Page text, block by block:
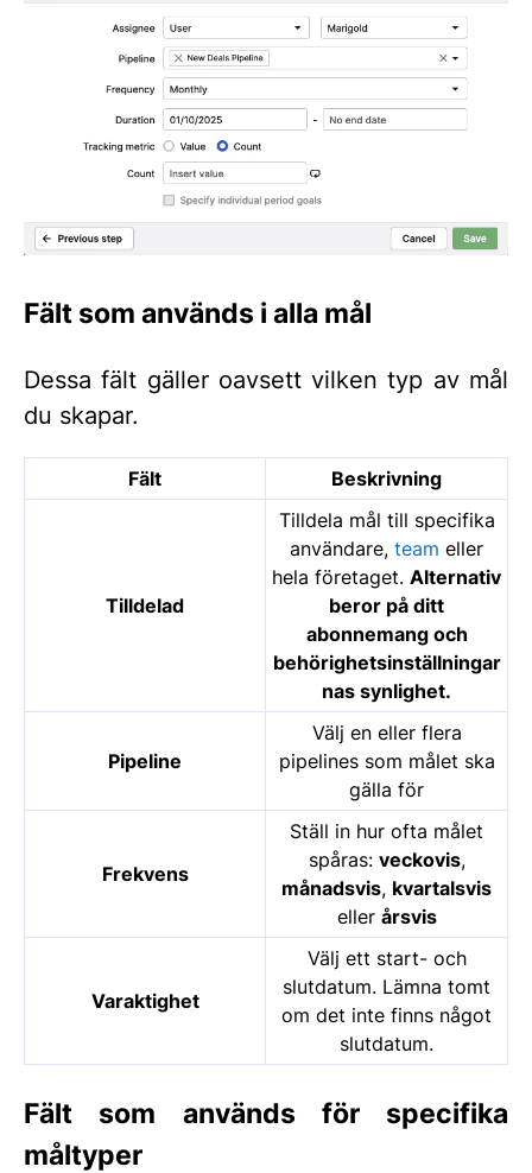
Fält som används i alla mål
Dessa fält gäller oavsett vilken typ av mål
du skapar.
Fält Beskrivning
Tilldelad
Tilldela mål till specifika
användare, team eller
hela företaget. Alternativ
beror på ditt
abonnemang och
behörighetsinställningar
nas synlighet.
Pipeline
Välj en eller flera
pipelines som målet ska
gälla för
Frekvens
Ställ in hur ofta målet
spåras: veckovis,
månadsvis, kvartalsvis
eller årsvis
Varaktighet
Välj ett start- och
slutdatum. Lämna tomt
om det inte finns något
slutdatum.
Fält som används för specifika
måltyper